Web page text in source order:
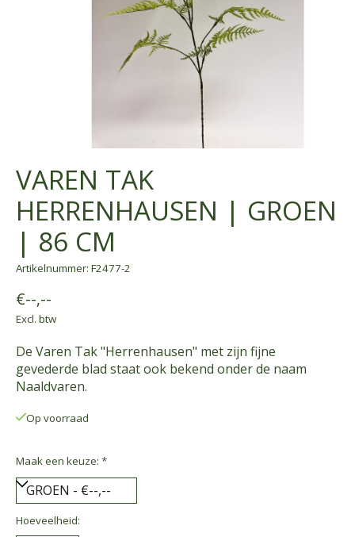
VAREN TAK
HERRENHAUSEN | GROEN
| 86 CM
Artikelnummer: F2477-2
€--,--
Excl. btw
De Varen Tak "Herrenhausen" met zijn fijne
gevederde blad staat ook bekend onder de naam
Naaldvaren.
Op voorraad
Maak een keuze: *
Hoeveelheid: